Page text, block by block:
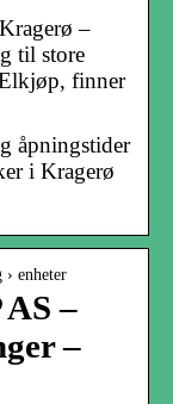
–
til store
finner
åpningstider
i Kragerø
› enheter
–
–